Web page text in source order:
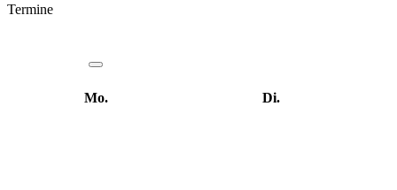
Termine
Mo. Di.